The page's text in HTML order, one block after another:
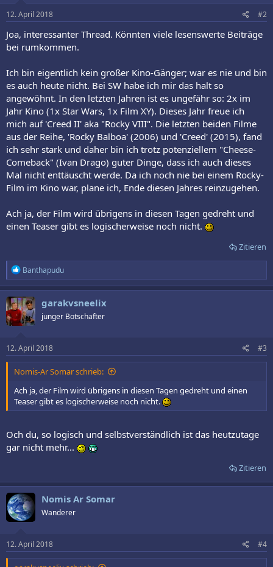
e
n
12. April 2018 #2
Joa, interessanter Thread. Könnten viele lesenswerte Beiträge
bei rumkommen.
Ich bin eigentlich kein großer Kino-Gänger; war es nie und bin
es auch heute nicht. Bei SW habe ich mir das halt so
angewöhnt. In den letzten Jahren ist es ungefähr so: 2x im
Jahr Kino (1x Star Wars, 1x Film XY). Dieses Jahr freue ich
mich auf 'Creed II' aka "Rocky VIII". Die letzten beiden Filme
aus der Reihe, 'Rocky Balboa' (2006) und 'Creed' (2015), fand
ich sehr stark und daher bin ich trotz potenziellem "Cheese-
Comeback" (Ivan Drago) guter Dinge, dass ich auch dieses
Mal nicht enttäuscht werde. Da ich noch nie bei einem Rocky-
Film im Kino war, plane ich, Ende diesen Jahres reinzugehen.
Ach ja, der Film wird übrigens in diesen Tagen gedreht und
einen Teaser gibt es logischerweise noch nicht.
Zitieren
R
e
a
k
t
i
o
e
n
Banthapudu
garakvsneelix
junger Botschafter
12. April 2018 #3
Nomis-Ar Somar schrieb:
Ach ja, der Film wird übrigens in diesen Tagen gedreht und einen
Teaser gibt es logischerweise noch nicht.
Och du, so logisch und selbstverständlich ist das heutzutage
gar nicht mehr...
Zitieren
Nomis Ar Somar
Wanderer
12. April 2018 #4